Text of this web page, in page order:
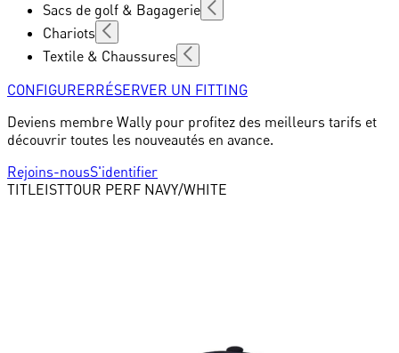
Sacs de golf & Bagagerie
Chariots
Textile & Chaussures
CONFIGURERRÉSERVER UN FITTING
Deviens membre Wally pour profitez des meilleurs tarifs et
découvrir toutes les nouveautés en avance.
Rejoins-nousS'identifier
TITLEISTTOUR PERF NAVY/WHITE